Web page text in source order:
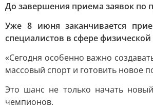
До завершения приема заявок по
Уже 8 июня заканчивается
специалистов в сфере
«Сегодня особенно важно
массовый спорт и готовить новое
Это шанс не только начать
чемпионов.